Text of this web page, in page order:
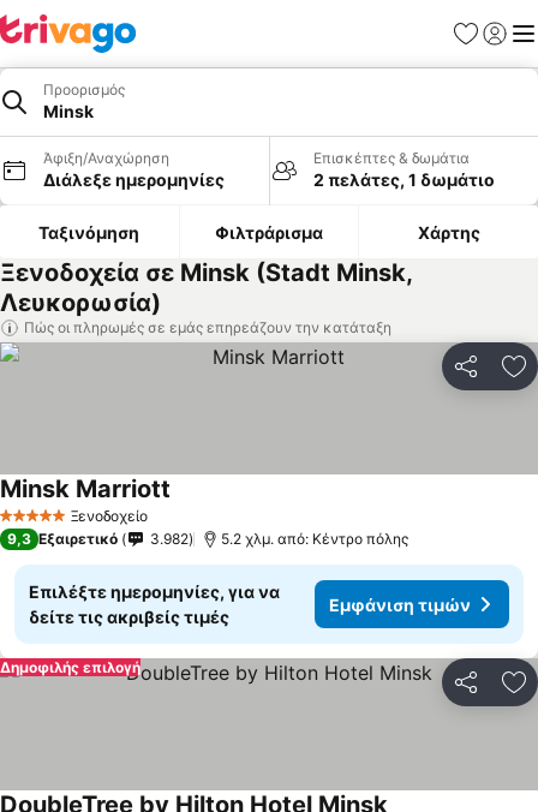
Προορισμός
Minsk
Άφιξη/Αναχώρηση
Διάλεξε ημερομηνίες
Επισκέπτες & δωμάτια
2 πελάτες, 1 δωμάτιο
Ταξινόμηση Φιλτράρισμα Χάρτης
Ξενοδοχεία σε Minsk (Stadt Minsk,
Λευκορωσία)
Πώς οι πληρωμές σε εμάς επηρεάζουν την κατάταξη
5 Αστέρια Ξενοδοχείο
Minsk Marriott
9,3 Εξαιρετικό 3.982 5.2 χλμ. από: Κέντρο πόλης
Επιλέξτε ημερομηνίες, για να
δείτε τις ακριβείς τιμές
Εμφάνιση τιμών
Δημοφιλής επιλογή
DoubleTree by Hilton Hotel Minsk